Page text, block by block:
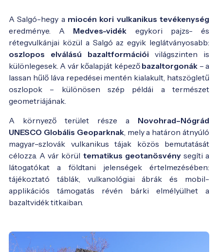
A Salgó-hegy a miocén kori vulkanikus tevékenység
eredménye. A Medves-vidék egykori pajzs- és
rétegvulkánjai közül a Salgó az egyik leglátványosabb:
oszlopos elválású bazaltformációi világszinten is
különlegesek. A vár kőalapját képező bazaltorgonák – a
lassan hűlő láva repedései mentén kialakult, hatszögletű
oszlopok – különösen szép példái a természet
geometriájának.
A környező terület része a Novohrad–Nógrád
UNESCO Globális Geoparknak, mely a határon átnyúló
magyar–szlovák vulkanikus tájak közös bemutatását
célozza. A vár körül tematikus geotanösvénysegíti a
látogatókat a földtani jelenségek értelmezésében:
tájékoztató táblák, vulkanológiai ábrák és mobil-
applikációs támogatás révén bárki elmélyülhet a
bazaltvidék titkaiban.